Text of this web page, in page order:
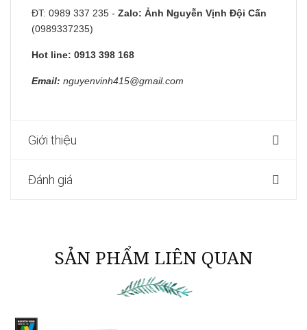
ĐT: 0989 337 235 - Zalo: Ảnh Nguyễn Vịnh Đội Cấn
(0989337235)
Hot line: 0913 398 168
Email: nguyenvinh415@gmail.com
Giới thiệu
Đánh giá
SẢN PHẨM LIÊN QUAN